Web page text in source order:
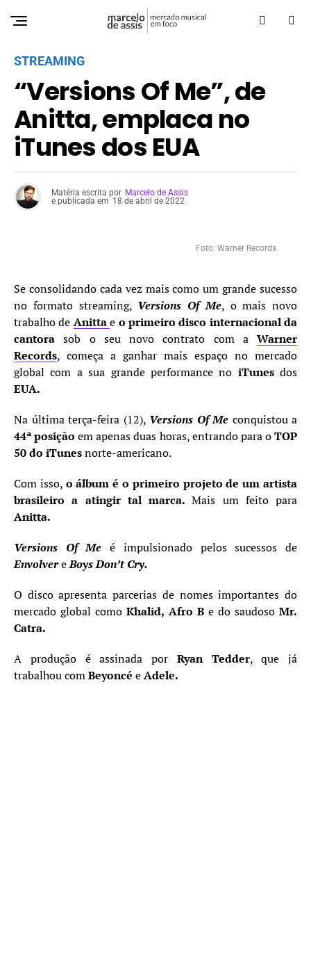
STREAMING
“Versions Of Me”, de
Anitta, emplaca no
iTunes dos EUA
Matéria escrita por Marcelo de Assis
e publicada em 18 de abril de 2022
Foto: Warner Records
Se consolidando cada vez mais como um grande sucesso
no formato streaming, Versions Of Me, o mais novo
trabalho de Anittae o primeiro disco internacional da
cantora sob o seu novo contrato com a Warner
Records, começa a ganhar mais espaço no mercado
global com a sua grande performance no iTunesdos
EUA.
Na última terça-feira (12), Versions Of Me conquistou a
44ª posição em apenas duas horas, entrando para oTOP
50 do iTunesnorte-americano.
Com isso, o álbum é o primeiro projeto de um artista
brasileiro a atingir tal marca.Mais um feito para
Anitta.
Versions Of Me é impulsionado pelos sucessos de
EnvolvereBoys Don’t Cry.
O disco apresenta parcerias de nomes importantes do
mercado global como Khalid, Afro B e do saudoso Mr.
Catra.
A produção é assinada por Ryan Tedder, que já
trabalhou comBeyoncé eAdele.